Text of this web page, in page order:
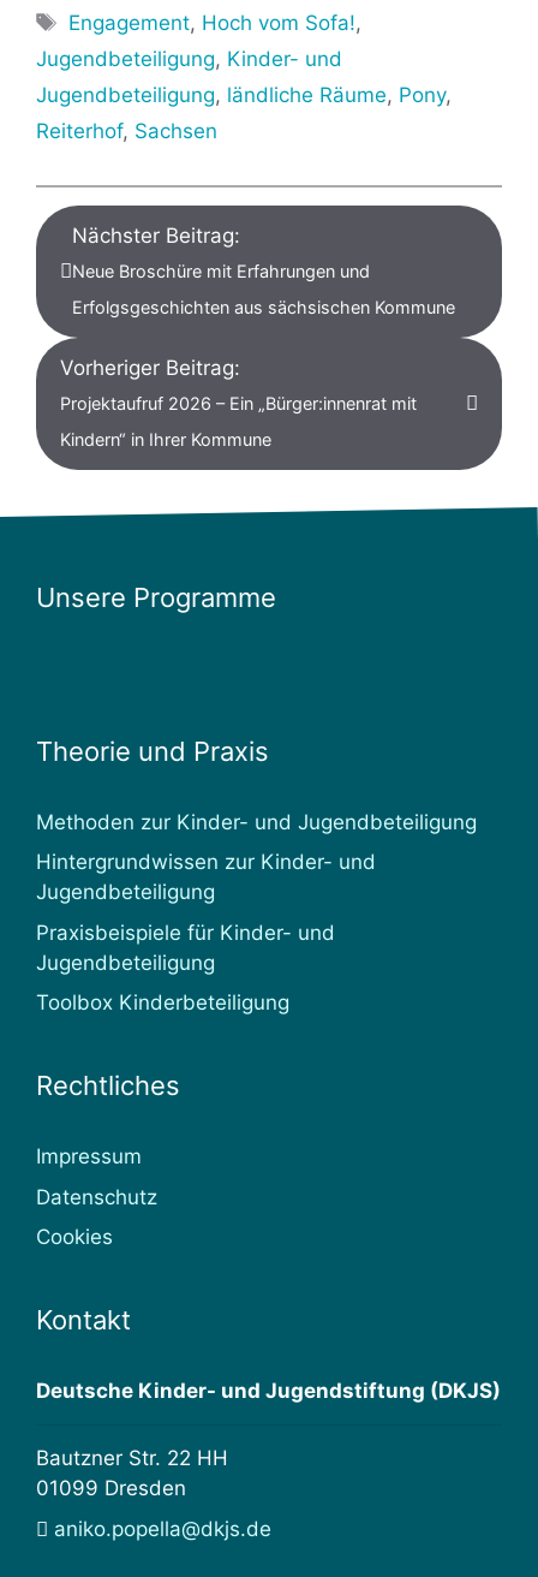
Schlagwörter
Engagement, Hoch vom Sofa!,
Jugendbeteiligung, Kinder- und
Jugendbeteiligung, ländliche Räume, Pony,
Reiterhof, Sachsen
Vorheriger Beitrag:
Projektaufruf 2026 – Ein „Bürger:innenrat mit
Kindern“ in Ihrer Kommune
Nächster Beitrag:
Neue Broschüre mit Erfahrungen und
Erfolgsgeschichten aus sächsischen Kommune
Unsere Programme
Theorie und Praxis
Methoden zur Kinder- und Jugendbeteiligung
Hintergrundwissen zur Kinder- und
Jugendbeteiligung
Praxisbeispiele für Kinder- und
Jugendbeteiligung
Toolbox Kinderbeteiligung
Rechtliches
Impressum
Datenschutz
Cookies
Kontakt
Deutsche Kinder- und Jugendstiftung (DKJS)
Bautzner Str. 22 HH
01099 Dresden
aniko.popella@dkjs.de